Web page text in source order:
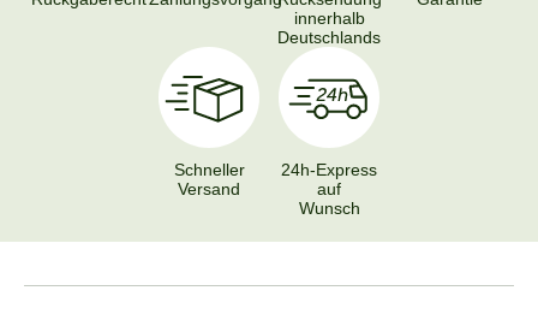
innerhalb
Deutschlands
Schneller
Versand
24h-Express
auf
Wunsch